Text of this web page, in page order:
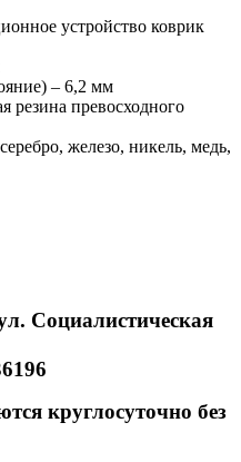
устройство коврик
– 6,2 мм
резина превосходного
железо, никель, медь,
Социалистическая
круглосуточно без